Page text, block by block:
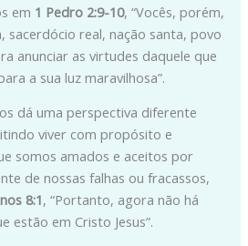
em 1 Pedro 2:9-10, “Vocês, porém,
sacerdócio real, nação santa, povo
anunciar as virtudes daquele que
a sua luz maravilhosa”.
dá uma perspectiva diferente
viver com propósito e
somos amados e aceitos por
de nossas falhas ou fracassos,
8:1, “Portanto, agora não há
estão em Cristo Jesus”.